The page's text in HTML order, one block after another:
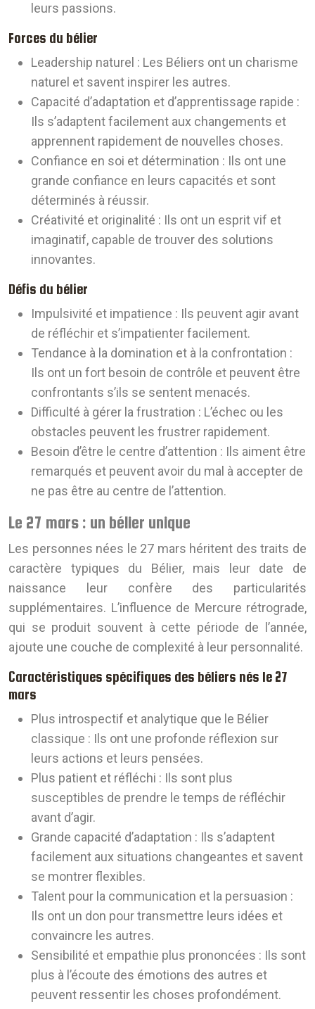
leurs passions.
Forces du bélier
Leadership naturel : Les Béliers ont un charisme
naturel et savent inspirer les autres.
Capacité d’adaptation et d’apprentissage rapide :
Ils s’adaptent facilement aux changements et
apprennent rapidement de nouvelles choses.
Confiance en soi et détermination : Ils ont une
grande confiance en leurs capacités et sont
déterminés à réussir.
Créativité et originalité : Ils ont un esprit vif et
imaginatif, capable de trouver des solutions
innovantes.
Défis du bélier
Impulsivité et impatience : Ils peuvent agir avant
de réfléchir et s’impatienter facilement.
Tendance à la domination et à la confrontation :
Ils ont un fort besoin de contrôle et peuvent être
confrontants s’ils se sentent menacés.
Difficulté à gérer la frustration : L’échec ou les
obstacles peuvent les frustrer rapidement.
Besoin d’être le centre d’attention : Ils aiment être
remarqués et peuvent avoir du mal à accepter de
ne pas être au centre de l’attention.
Le 27 mars : un bélier unique
Les personnes nées le 27 mars héritent des traits de
caractère typiques du Bélier, mais leur date de
naissance leur confère des particularités
supplémentaires. L’influence de Mercure rétrograde,
qui se produit souvent à cette période de l’année,
ajoute une couche de complexité à leur personnalité.
Caractéristiques spécifiques des béliers nés le 27
mars
Plus introspectif et analytique que le Bélier
classique : Ils ont une profonde réflexion sur
leurs actions et leurs pensées.
Plus patient et réfléchi : Ils sont plus
susceptibles de prendre le temps de réfléchir
avant d’agir.
Grande capacité d’adaptation : Ils s’adaptent
facilement aux situations changeantes et savent
se montrer flexibles.
Talent pour la communication et la persuasion :
Ils ont un don pour transmettre leurs idées et
convaincre les autres.
Sensibilité et empathie plus prononcées : Ils sont
plus à l’écoute des émotions des autres et
peuvent ressentir les choses profondément.